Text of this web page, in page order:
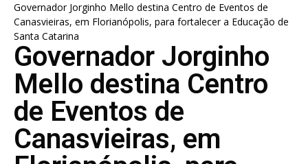
Governador Jorginho Mello destina Centro de Eventos de
Canasvieiras, em Florianópolis, para fortalecer a Educação de
Santa Catarina
Governador Jorginho
Mello destina Centro
de Eventos de
Canasvieiras, em